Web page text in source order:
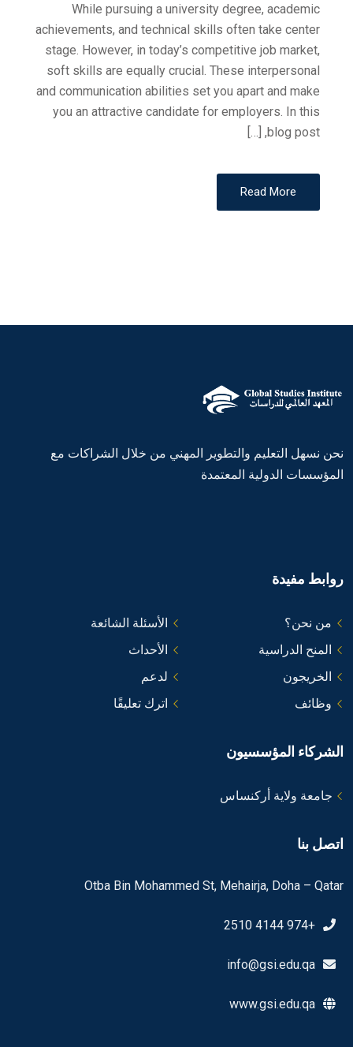
While pursuing a university degree, academic
achievements, and technical skills often take center
stage. However, in today’s competitive job market,
soft skills are equally crucial. These interpersonal
and communication abilities set you apart and make
you an attractive candidate for employers. In this
blog post, […]
Read More
نحن نسهل التعليم والتطوير المهني من خلال الشراكات مع
المؤسسات الدولية المعتمدة
روابط مفيدة
من نحن؟
الأسئلة الشائعة
المنح الدراسية
الأحداث
الخريجون
لدعم
وظائف
اترك تعليقًا
الشركاء المؤسسيون
جامعة ولاية أركنساس
اتصل بنا
Otba Bin Mohammed St, Mehairja, Doha – Qatar
+974 4144 2510
info@gsi.edu.qa
www.gsi.edu.qa